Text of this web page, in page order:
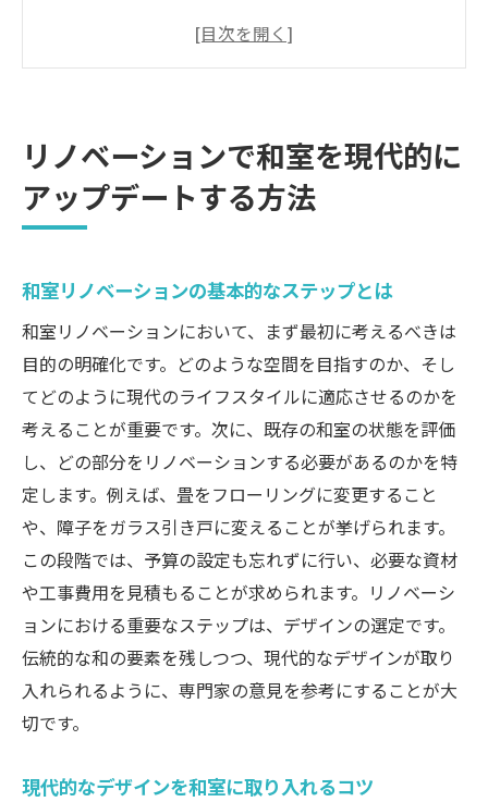
現代的なデザインを和室に取り入れるコツ
色彩計画で和室をモダンに変える
リノベーション前に知っておきたい和室の
るメリット
フローリング選びのポイント
畳からフローリングへの変更で得られる効
果
フローリングのメンテナンス方法
畳とフローリングのコスト比較
フローリングに最適な防音対策
畳の良さを活かしたフローリングスタイル
障子をガラス引き戸に！和室リノベーションの
新提案
ガラス引き戸のデザインバリエーション
光を取り入れるためのガラス引き戸
ガラス引き戸の断熱性能と省エネ効果
リノベーションで和室を現代的に
アップデートする方法
和室リノベーションの基本的なステップとは
和室リノベーションにおいて、まず最初に考えるべきは
目的の明確化です。どのような空間を目指すのか、そし
てどのように現代のライフスタイルに適応させるのかを
考えることが重要です。次に、既存の和室の状態を評価
し、どの部分をリノベーションする必要があるのかを特
定します。例えば、畳をフローリングに変更すること
や、障子をガラス引き戸に変えることが挙げられます。
この段階では、予算の設定も忘れずに行い、必要な資材
や工事費用を見積もることが求められます。リノベーシ
ョンにおける重要なステップは、デザインの選定です。
伝統的な和の要素を残しつつ、現代的なデザインが取り
入れられるように、専門家の意見を参考にすることが大
切です。
現代的なデザインを和室に取り入れるコツ